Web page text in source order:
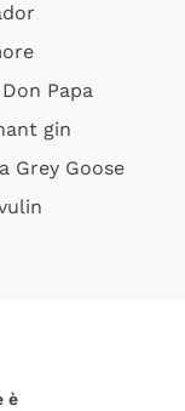
Papa
gin
Grey Goose
è